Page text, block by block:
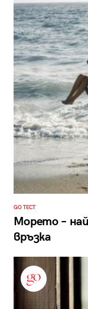
GO ТЕСТ
Морето –
връзка